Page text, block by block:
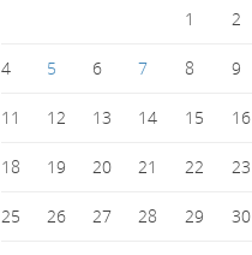
1
2
4 5 6 7 8 9
11 12 13 14 15 16
18 19 20 21 22 23
25 26 27 28 29 30